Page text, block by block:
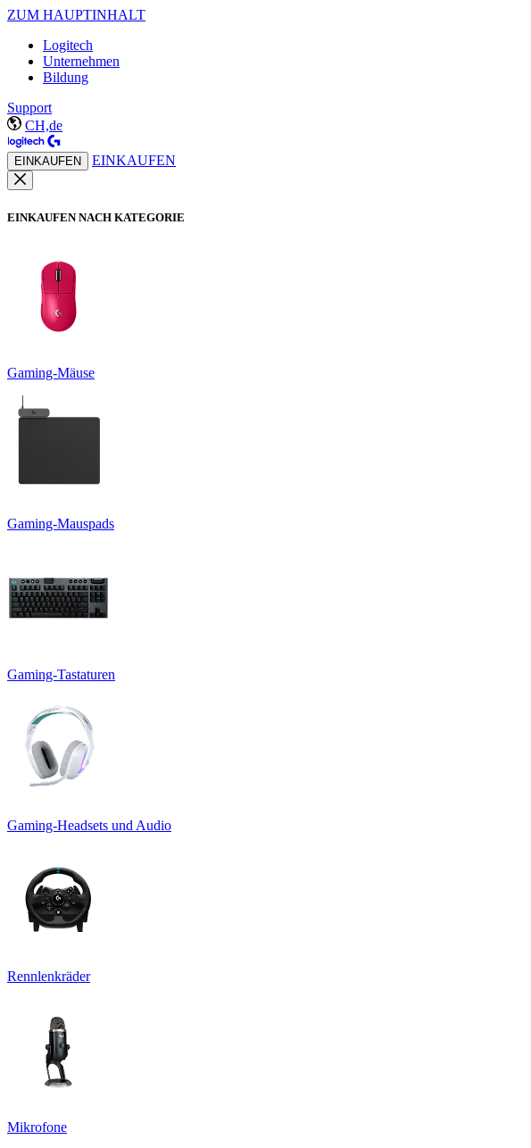
ZUM HAUPTINHALT
Logitech
Unternehmen
Bildung
Support
CH,de
EINKAUFEN EINKAUFEN
EINKAUFEN NACH KATEGORIE
Gaming-Mäuse
Gaming-Mauspads
Gaming-Tastaturen
Gaming-Headsets und Audio
Rennlenkräder
Mikrofone